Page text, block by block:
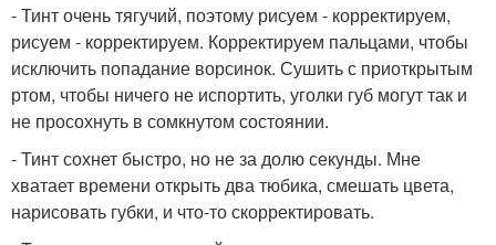
- Тинт очень тягучий, поэтому рисуем - корректируем,
рисуем - корректируем. Корректируем пальцами, чтобы
исключить попадание ворсинок. Сушить с приоткрытым
ртом, чтобы ничего не испортить, уголки губ могут так и
не просохнуть в сомкнутом состоянии.
- Тинт сохнет быстро, но не за долю секунды. Мне
хватает времени открыть два тюбика, смешать цвета,
нарисовать губки, и что-то скорректировать.